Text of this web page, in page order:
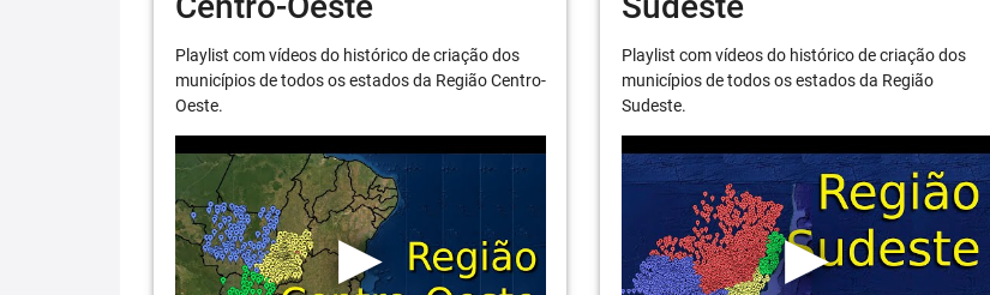
Playlist com vídeos do histórico de criação dos
municípios de todos os estados da Região Centro-
Oeste.
Playlist com vídeos do histórico de criação dos
municípios de todos os estados da Região
Sudeste.